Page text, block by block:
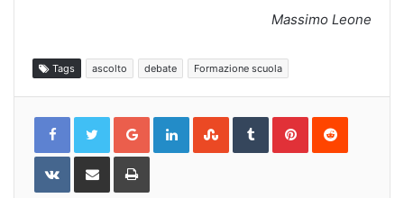
Massimo Leone
Tags ascolto debate Formazione scuola
Google+LinkedInStumbleUpon
TumblrPinterestReddit
VKontakteShare
Email
Print